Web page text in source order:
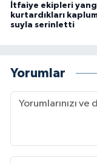
İtfaiye ekipleri
kurtardıkları
suyla serinletti
Yorumlar